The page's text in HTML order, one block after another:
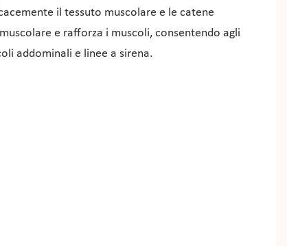
il tessuto muscolare e le catene
e rafforza i muscoli, consentendo agli
addominali e linee a sirena.